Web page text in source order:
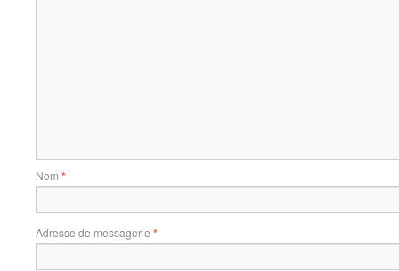
Nom *
Adresse de messagerie *